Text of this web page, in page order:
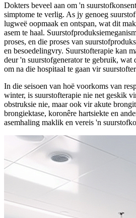
Dokters beveel aan om 'n
simptome te verlig. As jy genoeg
lugweë oopmaak en ontspan, wat dit
asem te haal.
proses, en die proses van
en besoedelingvry. Suurstofterapie kan
deur 'n suurstofgenerator te gebruik, wat
om na die hospitaal te gaan vir
In die seisoen van hoë voorkoms van
winter, is suurstofterapie nie net geskik
obstruksie nie, maar ook vir akute
brongiektase, koronêre hartsiekte en
asemhaling maklik en vereis 'n